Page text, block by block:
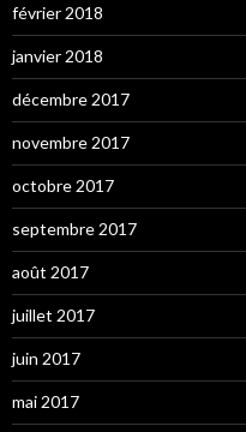
février 2018
janvier 2018
décembre 2017
novembre 2017
octobre 2017
septembre 2017
août 2017
juillet 2017
juin 2017
mai 2017